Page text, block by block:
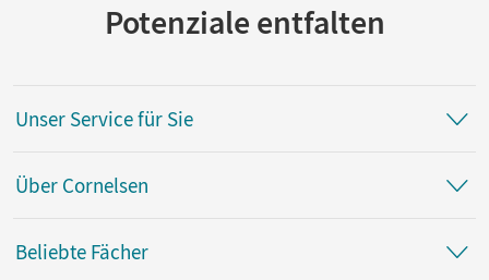
Potenziale entfalten
Unser Service für Sie
Über Cornelsen
Beliebte Fächer